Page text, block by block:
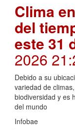
Clima
del
este 31
2026
Debido a su
variedad de
biodiversidad y es
del mundo
Infobae